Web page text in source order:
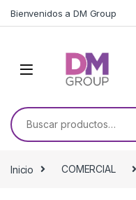
Bienvenidos a DM Group
Buscar por:
Inicio COMERCIAL